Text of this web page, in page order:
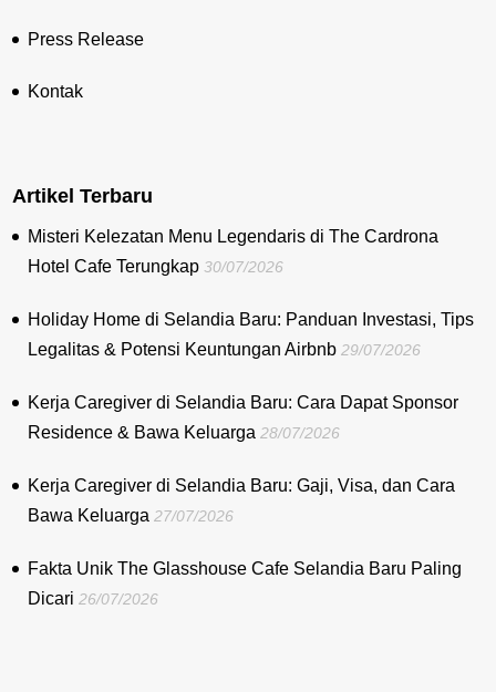
Press Release
Kontak
Artikel Terbaru
Misteri Kelezatan Menu Legendaris di The Cardrona
Hotel Cafe Terungkap 30/07/2026
Holiday Home di Selandia Baru: Panduan Investasi, Tips
Legalitas & Potensi Keuntungan Airbnb 29/07/2026
Kerja Caregiver di Selandia Baru: Cara Dapat Sponsor
Residence & Bawa Keluarga 28/07/2026
Kerja Caregiver di Selandia Baru: Gaji, Visa, dan Cara
Bawa Keluarga 27/07/2026
Fakta Unik The Glasshouse Cafe Selandia Baru Paling
Dicari 26/07/2026